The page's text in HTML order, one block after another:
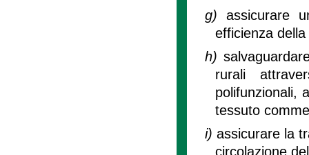
g) assicurare
efficienza
h)
rurali
polifunzionali,
tessuto
i) assicurare la
circolazione